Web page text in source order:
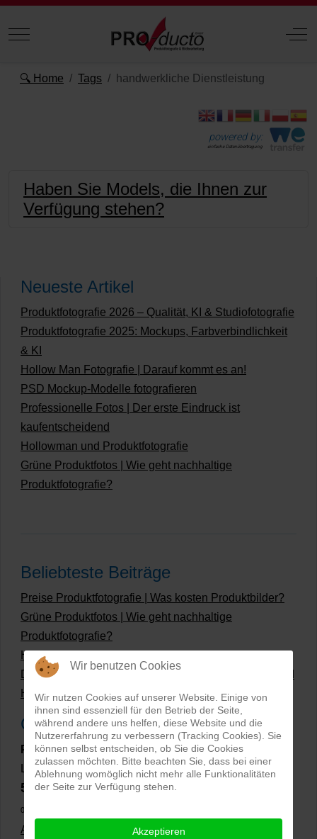
Mobile Menu Toggle Off-
🔍 Home Tags handwerkliche Dienstleistung
powered by:
einfache Datenübertragung
Haben Sie Models, die Ihnen zur
Verfügung stehen?
Neueste Artikel
Produktfotografie 2026 – Qualität, KI & Studiofotografie
Produktfotografie 2025: Mockups, Farbverbindlichkeit
& KI
Hollow Man Fotografie | Darauf kommt es an!
PSD Mockup-Modelle fotografieren
Professionelle Fotos | Der erste Eindruck ist
kaufentscheidend
Hollowman und Produktfotografie
Grüne Produktfotos | Wie geht nachhaltige
Produktfotografie?
Beliebteste Beiträge
Preise Produktfotografie | Was kosten Produktbilder?
Grüne Produktfotos | Wie geht nachhaltige
Produktfotografie?
Hollow Man Fotografie | Darauf kommt es an!
Dateiformate und Bilder mit transparentem Hintergrund
Hollowman und Produktfotografie
Google Rezensionen
PRO-ducto GmbH, Fotografie und Bildbearbeitung in
Lichtenau
5,0⭐⭐⭐⭐⭐bei144 Google-Rezensionen
02.01.2026)
Alle Rezensionen ansehen|Bewertung abgeben
Wir benutzen Cookies
Wir nutzen Cookies auf unserer Website. Einige von
ihnen sind essenziell für den Betrieb der Seite,
während andere uns helfen, diese Website und die
Nutzererfahrung zu verbessern (Tracking Cookies). Sie
können selbst entscheiden, ob Sie die Cookies
zulassen möchten. Bitte beachten Sie, dass bei einer
Ablehnung womöglich nicht mehr alle Funktionalitäten
der Seite zur Verfügung stehen.
Akzeptieren